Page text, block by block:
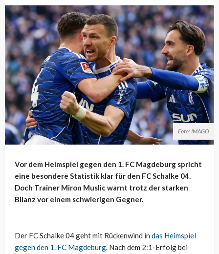
Foto: IMAGO
Vor dem Heimspiel gegen den 1. FC Magdeburg spricht
eine besondere Statistik klar für den FC Schalke 04.
Doch Trainer Miron Muslic warnt trotz der starken
Bilanz vor einem schwierigen Gegner.
Der FC Schalke 04 geht mit Rückenwind in das Heimspiel
gegen den 1. FC Magdeburg. Nach dem 2:1-Erfolg bei